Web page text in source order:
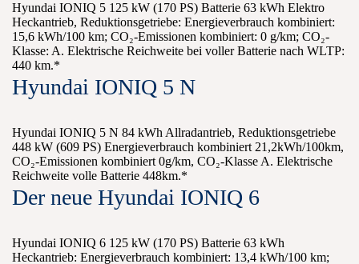
Hyundai IONIQ 5 125 kW (170 PS) Batterie 63 kWh Elektro
Heckantrieb, Reduktionsgetriebe: Energieverbrauch kombiniert:
15,6 kWh/100 km; CO₂-Emissionen kombiniert: 0 g/km; CO₂-
Klasse: A. Elektrische Reichweite bei voller Batterie nach WLTP:
440 km.*
Hyundai IONIQ 5 N
Hyundai IONIQ 5 N 84 kWh Allradantrieb, Reduktionsgetriebe
448 kW (609 PS) Energieverbrauch kombiniert 21,2kWh/100km,
CO₂-Emissionen kombiniert 0g/km, CO₂-Klasse A. Elektrische
Reichweite volle Batterie 448km.*
Der neue Hyundai IONIQ 6
Hyundai IONIQ 6 125 kW (170 PS) Batterie 63 kWh
Heckantrieb: Energieverbrauch kombiniert: 13,4 kWh/100 km;